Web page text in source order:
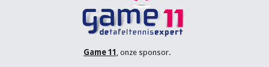
Game 11 , onze sponsor.